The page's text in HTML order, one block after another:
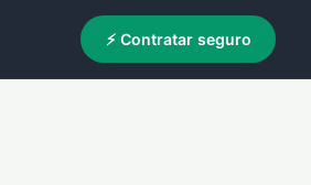
⚡ Contratar seguro